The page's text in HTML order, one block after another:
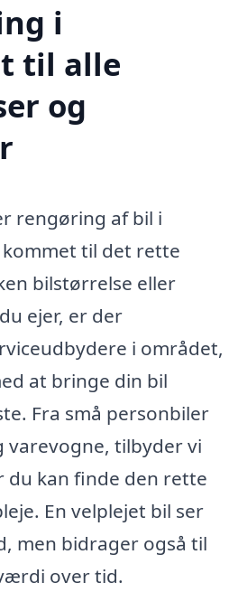
i
til alle
og
rengøring af bil i
til det rette
bilstørrelse eller
ejer, er der
i området,
at bringe din bil
Fra små personbiler
varevogne, tilbyder vi
du kan finde den rette
En velplejet bil ser
men bidrager også til
over tid.